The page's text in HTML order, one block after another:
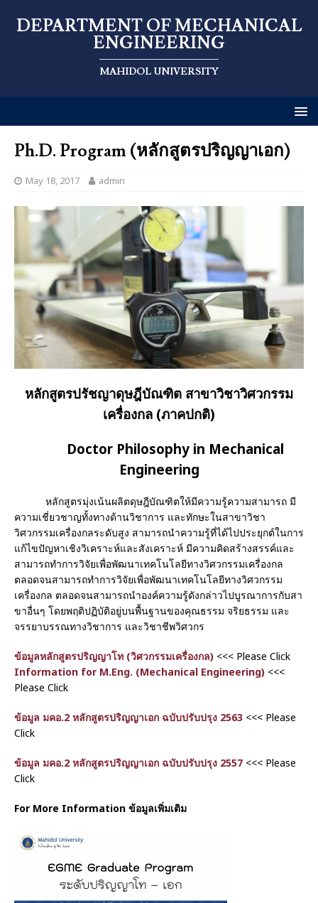
DEPARTMENT OF MECHANICAL
ENGINEERING
MAHIDOL UNIVERSITY
Ph.D. Program (หลักสูตรปริญญาเอก)
May 18, 2017 admin
หลักสูตรปรัชญาดุษฎีบัณฑิต สาขาวิชาวิศวกรรม
เครื่องกล (ภาคปกติ)
Doctor Philosophy in Mechanical
Engineering
หลักสูตรมุ่งเน้นผลิตดุษฎีบัณฑิตให้มีความรู้ความสามารถ มี
ความเชี่ยวชาญทั้งทางด้านวิชาการ และทักษะในสาขาวิชา
วิศวกรรมเครื่องกลระดับสูง สามารถนำความรู้ที่ได้ไปประยุกต์ในการ
แก้ไขปัญหาเชิงวิเคราะห์และสังเคราะห์ มีความคิดสร้างสรรค์และ
สามารถทำการวิจัยเพื่อพัฒนาเทคโนโลยีทางวิศวกรรมเครื่องกล
ตลอดจนสามารถทำการวิจัยเพื่อพัฒนาเทคโนโลยีทางวิศวกรรม
เครื่องกล ตลอดจนสามารถนำองค์ความรู้ดังกล่าวไปบูรณาการกับสา
ขาอื่นๆ โดยพฤติปฏิบัติอยู่บนพื้นฐานของคุณธรรม จริยธรรม และ
จรรยาบรรณทางวิชาการ และวิชาชีพวิศวกร
ข้อมูลหลักสูตรปริญญาโท (วิศวกรรมเครื่องกล) <<< Please Click
Information for M.Eng. (Mechanical Engineering) <<<
Please Click
ข้อมูล มคอ.2 หลักสูตรปริญญาเอก ฉบับปรับปรุง 2563 <<< Please
Click
ข้อมูล มคอ.2 หลักสูตรปริญญาเอก ฉบับปรับปรุง 2557 <<< Please
Click
For More Information ข้อมูลเพิ่มเติม